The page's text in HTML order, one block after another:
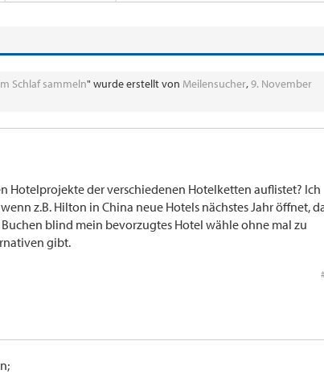
Schlaf sammeln" wurde erstellt von Meilensucher,9. November
Hotelprojekte der verschiedenen Hotelketten auflistet? Ich
z.B. Hilton in China neue Hotels nächstes Jahr öffnet,
blind mein bevorzugtes Hotel wähle ohne mal zu
gibt.